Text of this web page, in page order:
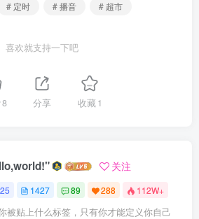
# 定时 # 播音 # 超市
喜欢就支持一下吧
8 分享 收藏1
关注
1427 89 288 112W+
被贴上什么标签，只有你才能定义你自己